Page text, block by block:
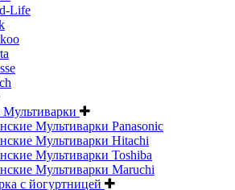
Life
Мультиварки Panasonic
Мультиварки Hitachi
Мультиварки Toshiba
Мультиварки Maruchi
с йогуртницей